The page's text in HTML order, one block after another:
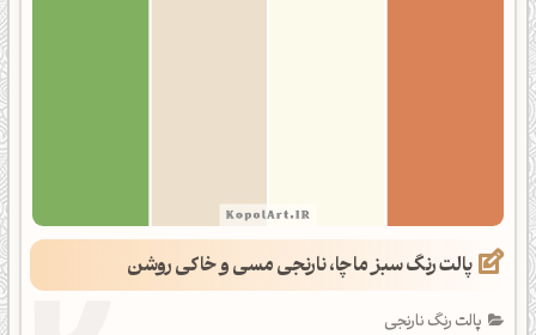
پالت رنگ سبز ماچا، نارنجی مسی و خاکی روشن
پالت رنگ نارنجی